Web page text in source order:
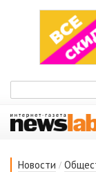
Новости /